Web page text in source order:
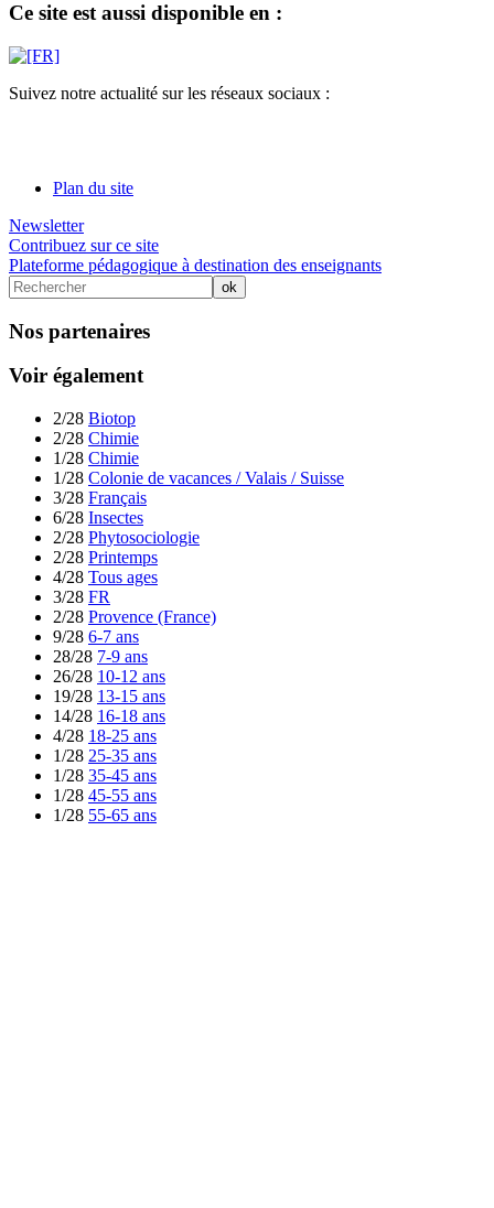
Ce site est aussi disponible en :
Suivez notre actualité sur les réseaux sociaux :
Plan du site
Newsletter
Contribuez sur ce site
Plateforme pédagogique à destination des enseignants
Nos partenaires
Voir également
2/28 Biotop
2/28 Chimie
1/28 Chimie
1/28 Colonie de vacances / Valais / Suisse
3/28 Français
6/28 Insectes
2/28 Phytosociologie
2/28 Printemps
4/28 Tous ages
3/28 FR
2/28 Provence (France)
9/28 6-7 ans
28/28 7-9 ans
26/28 10-12 ans
19/28 13-15 ans
14/28 16-18 ans
4/28 18-25 ans
1/28 25-35 ans
1/28 35-45 ans
1/28 45-55 ans
1/28 55-65 ans